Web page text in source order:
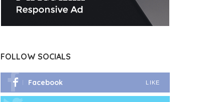
FOLLOW SOCIALS
Facebook LIKE